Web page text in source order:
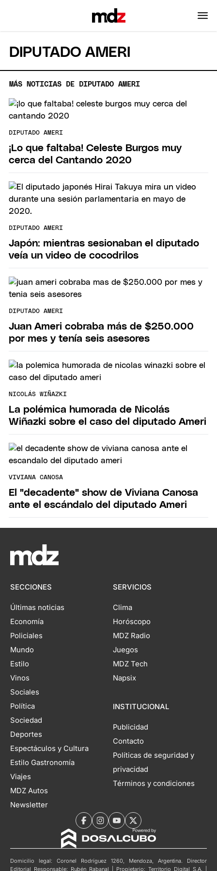
DIPUTADO AMERI
MÁS NOTICIAS DE DIPUTADO AMERI
DIPUTADO AMERI
¡Lo que faltaba! Celeste Burgos muy
cerca del Cantando 2020
DIPUTADO AMERI
Japón: mientras sesionaban el diputado
veía un video de cocodrilos
DIPUTADO AMERI
Juan Ameri cobraba más de $250.000
por mes y tenía seis asesores
NICOLÁS WIÑAZKI
La polémica humorada de Nicolás
Wiñazki sobre el caso del diputado Ameri
VIVIANA CANOSA
El "decadente" show de Viviana Canosa
ante el escándalo del diputado Ameri
SECCIONES
Últimas noticias
Economía
Policiales
Mundo
Estilo
Vinos
Sociales
Política
Sociedad
Deportes
Espectáculos y Cultura
Estilo Gastronomía
Viajes
MDZ Autos
Newsletter
SERVICIOS
Clima
Horóscopo
MDZ Radio
Juegos
MDZ Tech
Napsix
INSTITUCIONAL
Publicidad
Contacto
Políticas de seguridad y
privacidad
Términos y condiciones
Domicilio legal: Coronel Rodríguez 1260, Mendoza, Argentina. Director
Editorial Responsable: Rubén Rabanal | Propietario: Territorio Digital S.A. |